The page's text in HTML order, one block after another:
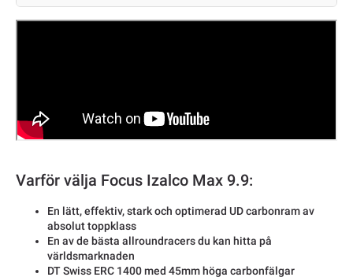
Varför välja Focus Izalco Max 9.9:
En lätt, effektiv, stark och optimerad UD carbonram av
absolut toppklass
En av de bästa allroundracers du kan hitta på
världsmarknaden
DT Swiss ERC 1400 med 45mm höga carbonfälgar